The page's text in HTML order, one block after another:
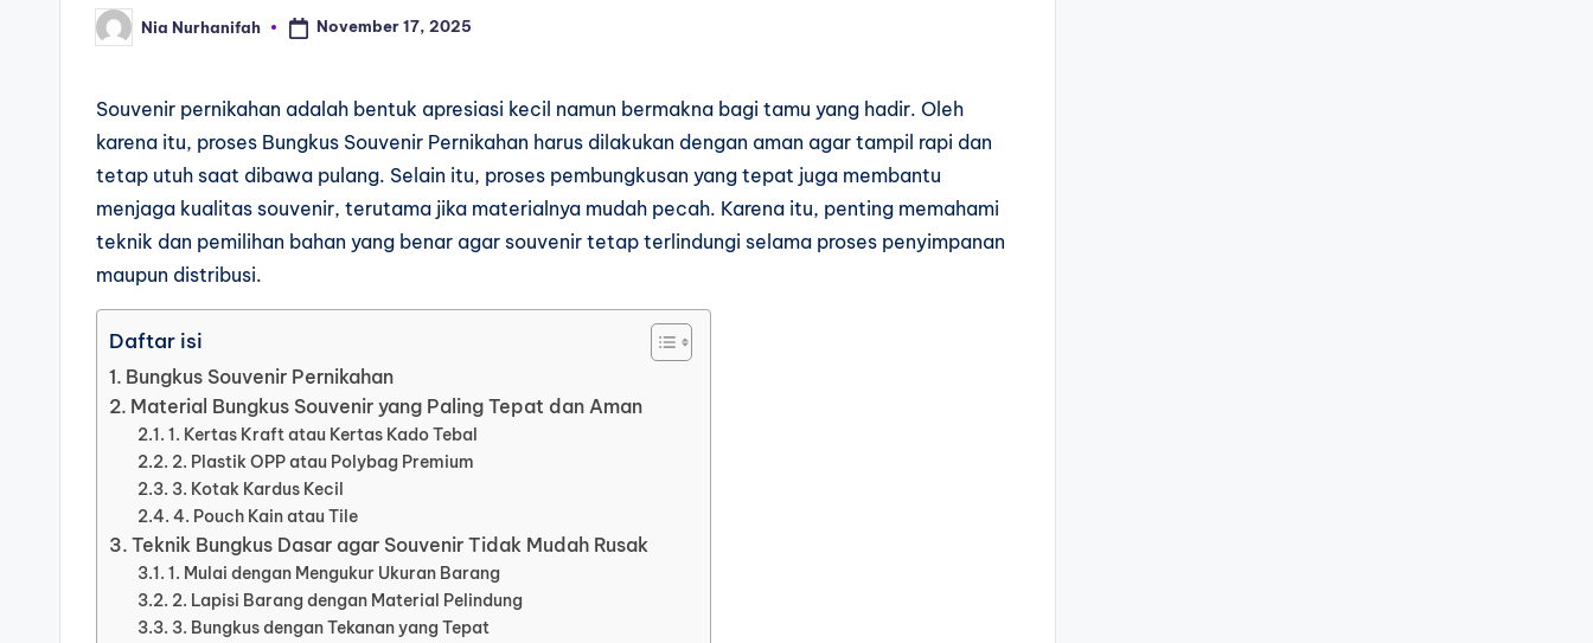
Nia Nurhanifah November 17, 2025
Souvenir pernikahan adalah bentuk apresiasi kecil namun bermakna bagi tamu yang hadir. Oleh
karena itu, proses Bungkus Souvenir Pernikahan harus dilakukan dengan aman agar tampil rapi dan
tetap utuh saat dibawa pulang. Selain itu, proses pembungkusan yang tepat juga membantu
menjaga kualitas souvenir, terutama jika materialnya mudah pecah. Karena itu, penting memahami
teknik dan pemilihan bahan yang benar agar souvenir tetap terlindungi selama proses penyimpanan
maupun distribusi.
Daftar isi
Bungkus Souvenir Pernikahan
Material Bungkus Souvenir yang Paling Tepat dan Aman
1. Kertas Kraft atau Kertas Kado Tebal
2. Plastik OPP atau Polybag Premium
3. Kotak Kardus Kecil
4. Pouch Kain atau Tile
Teknik Bungkus Dasar agar Souvenir Tidak Mudah Rusak
1. Mulai dengan Mengukur Ukuran Barang
2. Lapisi Barang dengan Material Pelindung
3. Bungkus dengan Tekanan yang Tepat